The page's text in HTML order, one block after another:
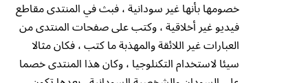
خصومها بأنها غير سودانية ، فبث في المنتدى مقاطع
فيديو غير أخلاقية ، وكتب على صفحات المنتدى من
العبارات غير اللائقة والمهذبة ما كتب ، فكان مثالا
سيئا لاستخدام التكنلوجيا ، وكان هذا المنتدى خصما